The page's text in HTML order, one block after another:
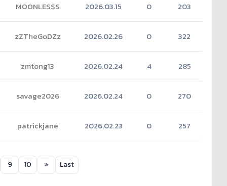
MOONLESSS 2026.03.15 0 203
zZTheGoDZz 2026.02.26 0 322
zmtong13 2026.02.24 4 285
savage2026 2026.02.24 0 270
patrickjane 2026.02.23 0 257
9 10 » Last